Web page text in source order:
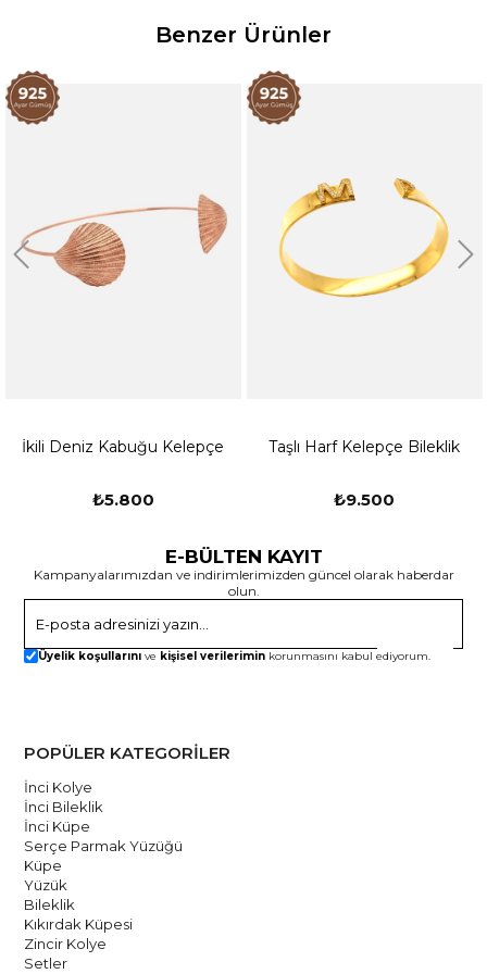
Benzer Ürünler
İkili Deniz Kabuğu Kelepçe
₺5.800
Taşlı Harf Kelepçe Bileklik
₺9.500
E-BÜLTEN KAYIT
Kampanyalarımızdan ve indirimlerimizden güncel olarak haberdar
olun.
Üyelik koşullarını ve kişisel verilerimin korunmasını kabul ediyorum.
POPÜLER KATEGORİLER
İnci Kolye
İnci Bileklik
İnci Küpe
Serçe Parmak Yüzüğü
Küpe
Yüzük
Bileklik
Kıkırdak Küpesi
Zincir Kolye
Setler